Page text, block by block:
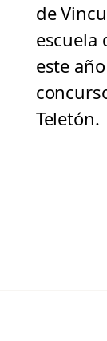
de
escuela
este
Teletón.